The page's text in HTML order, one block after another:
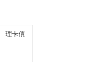
理卡債